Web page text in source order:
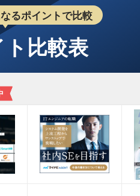
るポイントで比較
比較表